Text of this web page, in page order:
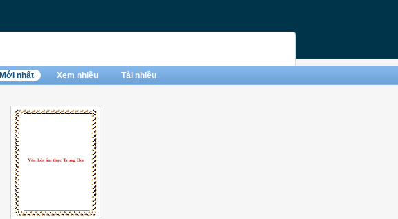
Mới nhất Xem nhiều Tải nhiều